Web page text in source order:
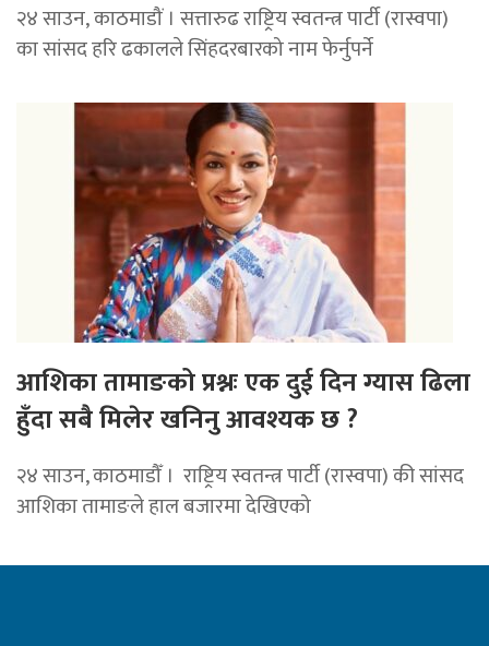
२४ साउन, काठमाडौं । सत्तारुढ राष्ट्रिय स्वतन्त्र पार्टी (रास्वपा)
का सांसद हरि ढकालले सिंहदरबारको नाम फेर्नुपर्ने
आशिका तामाङको प्रश्नः एक दुई दिन ग्यास ढिला
हुँदा सबै मिलेर खनिनु आवश्यक छ ?
२४ साउन, काठमाडौँ । राष्ट्रिय स्वतन्त्र पार्टी (रास्वपा) की सांसद
आशिका तामाङले हाल बजारमा देखिएको